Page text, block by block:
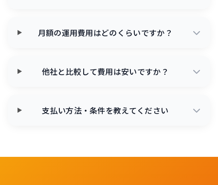
月額の運用費用はどのくらいですか？
他社と比較して費用は安いですか？
支払い方法・条件を教えてください